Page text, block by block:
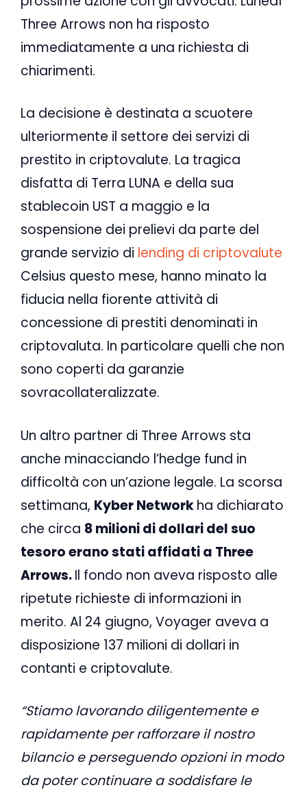
Three Arrows non ha risposto
immediatamente a una richiesta di
chiarimenti.
La decisione è destinata a scuotere
ulteriormente il settore dei servizi di
prestito in criptovalute. La tragica
disfatta di Terra LUNA e della sua
stablecoin UST a maggio e la
sospensione dei prelievi da parte del
grande servizio di lending di criptovalute
Celsius questo mese, hanno minato la
fiducia nella fiorente attività di
concessione di prestiti denominati in
criptovaluta. In particolare quelli che non
sono coperti da garanzie
sovracollateralizzate.
Un altro partner di Three Arrows sta
anche minacciando l’hedge fund in
difficoltà con un’azione legale. La scorsa
settimana, Kyber Networkha dichiarato
che circa 8 milioni di dollari del suo
tesoro erano stati affidati a Three
Arrows.Il fondo non aveva risposto alle
ripetute richieste di informazioni in
merito. Al 24 giugno, Voyager aveva a
disposizione 137 milioni di dollari in
contanti e criptovalute.
“Stiamo lavorando diligentemente e
rapidamente per rafforzare il nostro
bilancio e perseguendo opzioni in modo
da poter continuare a soddisfare le